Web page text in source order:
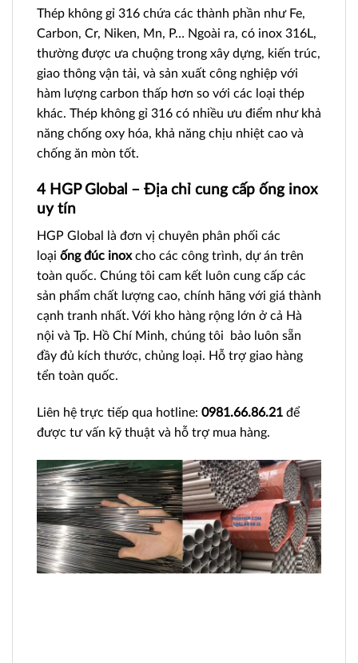
Thép không gỉ 316 chứa các thành phần như Fe,
Carbon, Cr, Niken, Mn, P… Ngoài ra, có inox 316L,
thường được ưa chuộng trong xây dựng, kiến trúc,
giao thông vận tải, và sản xuất công nghiệp với
hàm lượng carbon thấp hơn so với các loại thép
khác. Thép không gỉ 316 có nhiều ưu điểm như khả
năng chống oxy hóa, khả năng chịu nhiệt cao và
chống ăn mòn tốt.
4 HGP Global – Địa chỉ cung cấp ống inox
uy tín
HGP Global là đơn vị chuyên phân phối các
loại ống đúc inoxcho các công trình, dự án trên
toàn quốc. Chúng tôi cam kết luôn cung cấp các
sản phẩm chất lượng cao, chính hãng với giá thành
cạnh tranh nhất. Với kho hàng rộng lớn ở cả Hà
nội và Tp. Hồ Chí Minh, chúng tôi bảo luôn sẵn
đầy đủ kích thước, chủng loại. Hỗ trợ giao hàng
tển toàn quốc.
Liên hệ trực tiếp qua hotline: 0981.66.86.21 để
được tư vấn kỹ thuật và hỗ trợ mua hàng.